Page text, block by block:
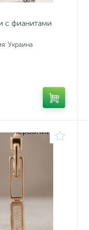
с фианитами
Украина